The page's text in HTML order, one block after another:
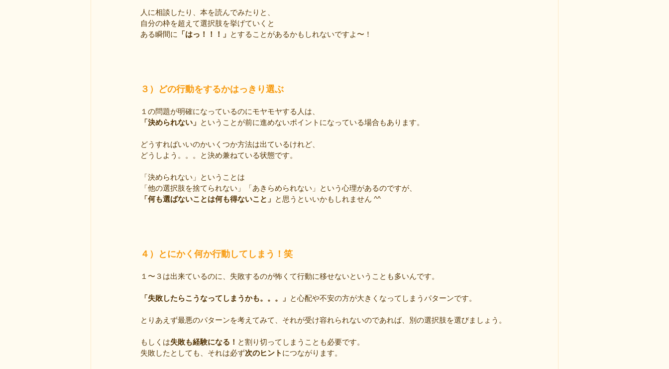
人に相談したり、本を読んでみたりと、
自分の枠を超えて選択肢を挙げていくと
ある瞬間に
「はっ！！！」 とすることがあるかもしれないですよ〜！
３）どの行動をするかはっきり選ぶ
１の問題が明確になっているのにモヤモヤする人は、
「決められない」 ということが前に進めないポイントになっている場合もあります。
どうすればいいのかいくつか方法は出ているけれど、
どうしよう。。。と決め兼ねている状態です。
「決められない」ということは
「他の選択肢を捨てられない」「あきらめられない」という心理があるのですが、
「何も選ばないことは何も得ないこと」 と思うといいかもしれません ^^
４）とにかく何か行動してしまう！笑
１〜３は出来ているのに、失敗するのが怖くて行動に移せないということも多いんです。
「失敗したらこうなってしまうかも。。。」 と心配や不安の方が大きくなってしまうパターンです。
とりあえず最悪のパターンを考えてみて、それが受け容れられないのであれば、別の選択肢を選びましょう。
もしくは失敗も経験になる！ と割り切ってしまうことも必要です。
失敗したとしても、それは必ず次のヒント につながります。